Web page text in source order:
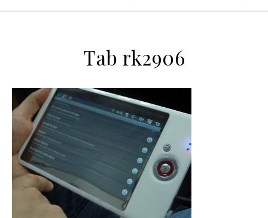
Tab rk2906